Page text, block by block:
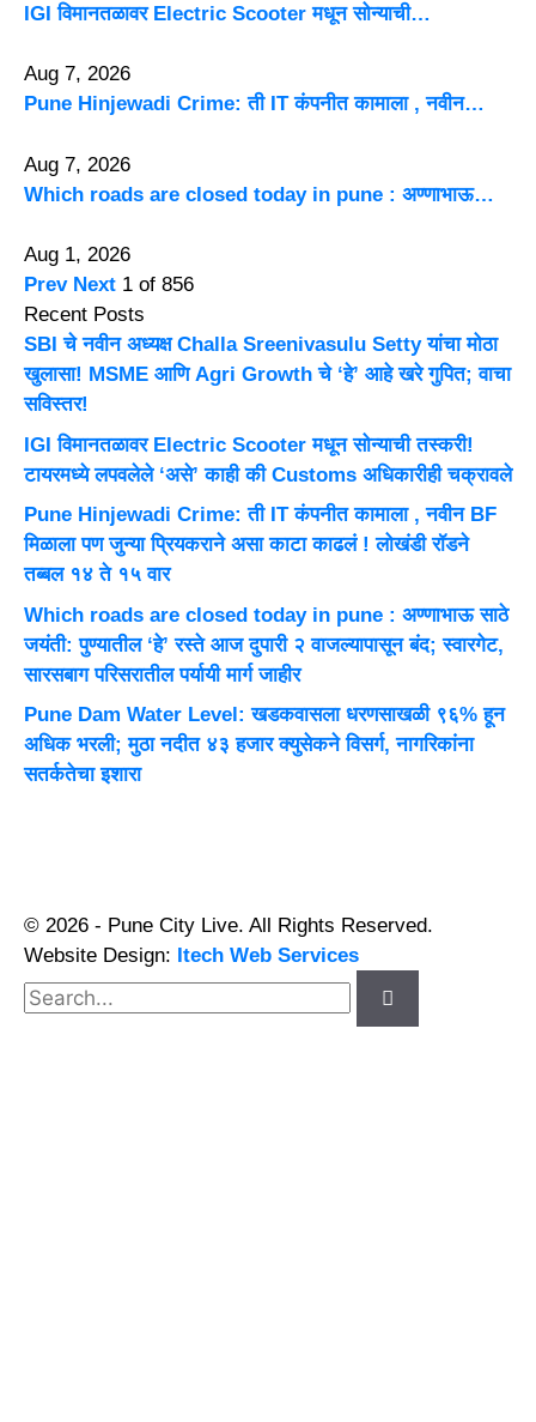
IGI विमानतळावर Electric Scooter मधून सोन्याची…
Aug 7, 2026
Pune Hinjewadi Crime: ती IT कंपनीत कामाला , नवीन…
Aug 7, 2026
Which roads are closed today in pune : अण्णाभाऊ…
Aug 1, 2026
Prev Next 1 of 856
Recent Posts
SBI चे नवीन अध्यक्ष Challa Sreenivasulu Setty यांचा मोठा
खुलासा! MSME आणि Agri Growth चे ‘हे’ आहे खरे गुपित; वाचा
सविस्तर!
IGI विमानतळावर Electric Scooter मधून सोन्याची तस्करी!
टायरमध्ये लपवलेले ‘असे’ काही की Customs अधिकारीही चक्रावले
Pune Hinjewadi Crime: ती IT कंपनीत कामाला , नवीन BF
मिळाला पण जुन्या प्रियकराने असा काटा काढलं ! लोखंडी रॉडने
तब्बल १४ ते १५ वार
Which roads are closed today in pune : अण्णाभाऊ साठे
जयंती: पुण्यातील ‘हे’ रस्ते आज दुपारी २ वाजल्यापासून बंद; स्वारगेट,
सारसबाग परिसरातील पर्यायी मार्ग जाहीर
Pune Dam Water Level: खडकवासला धरणसाखळी ९६% हून
अधिक भरली; मुठा नदीत ४३ हजार क्युसेकने विसर्ग, नागरिकांना
सतर्कतेचा इशारा
© 2026 - Pune City Live. All Rights Reserved.
Website Design: Itech Web Services